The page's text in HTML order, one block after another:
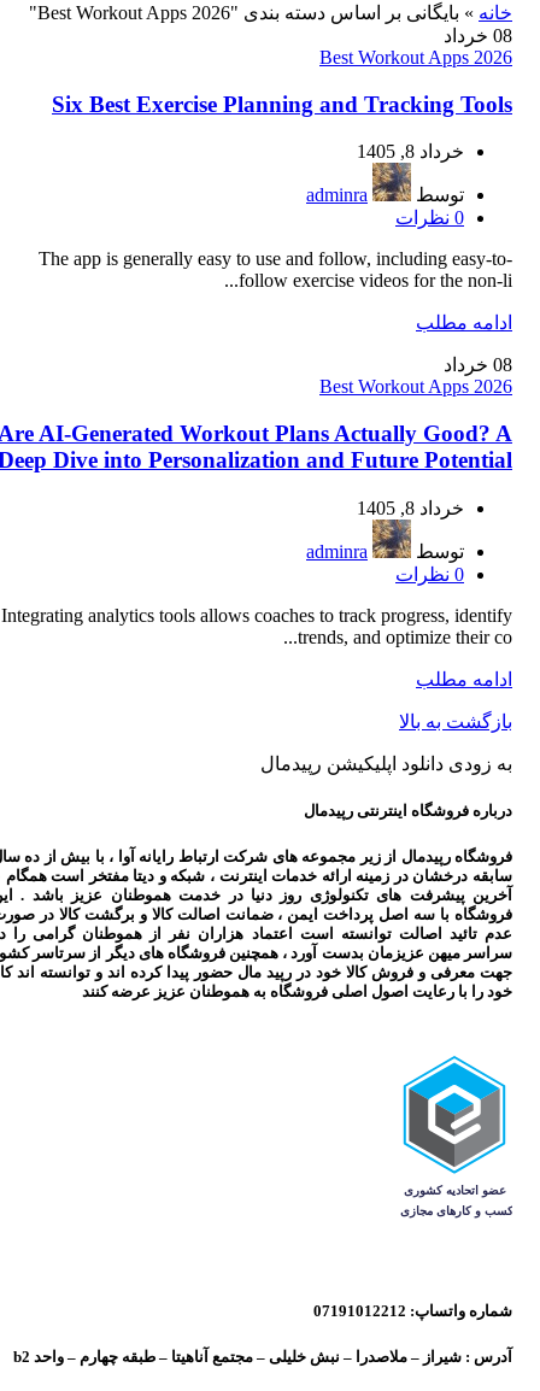
خانه » بایگانی بر اساس دسته بندی "Best Workout Apps 2026"
08 خرداد
Best Workout Apps 2026
Six Best Exercise Planning and Tracking Tools
خرداد 8, 1405
توسط
adminra
0 نظرات
The app is generally easy to use and follow, including easy-to-
follow exercise videos for the non-li...
ادامه مطلب
08 خرداد
Best Workout Apps 2026
AI-Generated Workout Plans Actually Good? A
Dive into Personalization and Future Potential
خرداد 8, 1405
توسط
adminra
0 نظرات
Integrating analytics tools allows coaches to track progress, identify
trends, and optimize their co...
ادامه مطلب
بازگشت به بالا
به زودی دانلود اپلیکیشن رپیدمال
درباره فروشگاه اینترنتی رپیدمال
فروشگاه رپیدمال از زیر مجموعه های شرکت ارتباط رایانه آوا ، با بیش از ده
سابقه درخشان در زمینه ارائه خدمات اینترنت ، شبکه و دیتا مفتخر است همگام
آخرین پیشرفت های تکنولوژی روز دنیا در خدمت هموطنان عزیز باشد .
فروشگاه با سه اصل پرداخت ایمن ، ضمانت اصالت کالا و برگشت کالا در
عدم تائید اصالت توانسته است اعتماد هزاران نفر از هموطنان گرامی را
سراسر میهن عزیزمان بدست آورد ، همچنین فروشگاه های دیگر از سرتاسر
جهت معرفی و فروش کالا خود در رپید مال حضور پیدا کرده اند و توانسته اند
خود را با رعایت اصول اصلی فروشگاه به هموطنان عزیز عرضه کنند
شماره واتساپ: 07191012212
آدرس : شیراز – ملاصدرا – نبش خلیلی – مجتمع آناهیتا – طبقه چهارم – واحد b2